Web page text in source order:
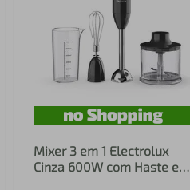
Mixer 3 em 1 Electrolux
Cinza 600W com Haste em